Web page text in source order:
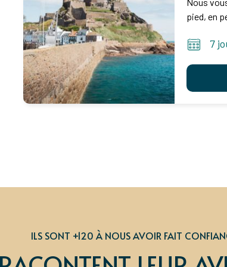
pied, en
7
ILS SONT +120 À NOUS AVOIR FAIT